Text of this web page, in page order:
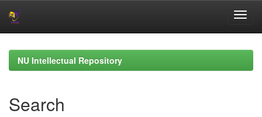
navigationNU Intellectual Repository
Search